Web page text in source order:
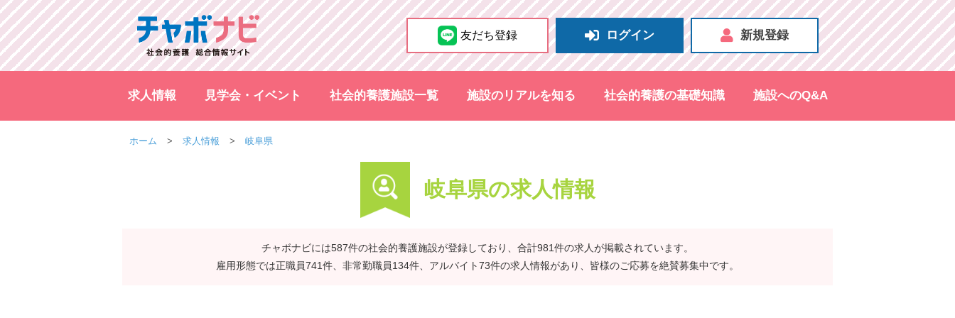
友だち登録 ログイン 新規登録
求人情報 見学会・イベント 社会的養護施設一覧 施設のリアルを知る 社会的養護の基礎知識 施設へのQ&A
ホーム 求人情報 岐阜県
岐阜県の求人情報
チャボナビには587件の社会的養護施設が登録しており、合計981件の求人が掲載されています。
雇用形態では正職員741件、非常勤職員134件、アルバイト73件の求人情報があり、皆様のご応募を絶賛募集中です。